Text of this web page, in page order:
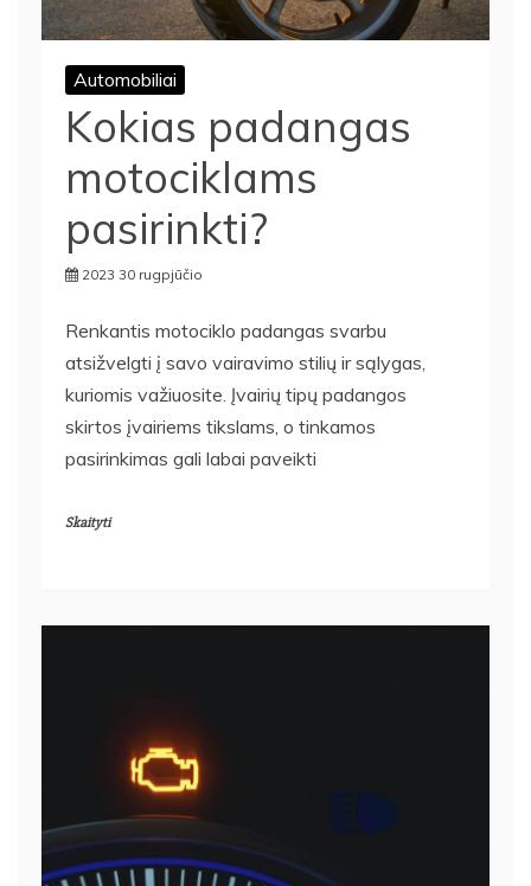
Automobiliai
Kokias padangas
motociklams
pasirinkti?
2023 30 rugpjūčio
Renkantis motociklo padangas svarbu
atsižvelgti į savo vairavimo stilių ir sąlygas,
kuriomis važiuosite. Įvairių tipų padangos
skirtos įvairiems tikslams, o tinkamos
pasirinkimas gali labai paveikti
Skaityti